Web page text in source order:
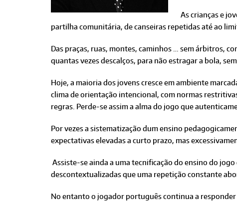
As crianças e
partilha comunitária, de canseiras repetidas até ao
Das praças, ruas, montes, caminhos … sem árbitros,
quantas vezes descalços, para não estragar a bola,
Hoje, a maioria dos jovens cresce em ambiente
clima de orientação intencional, com normas
regras. Perde-se assim a alma do jogo que
Por vezes a sistematização dum ensino
expectativas elevadas a curto prazo, mas
Assiste-se ainda a uma tecnificação do ensino do
descontextualizadas que uma repetição constante
No entanto o jogador português continua a